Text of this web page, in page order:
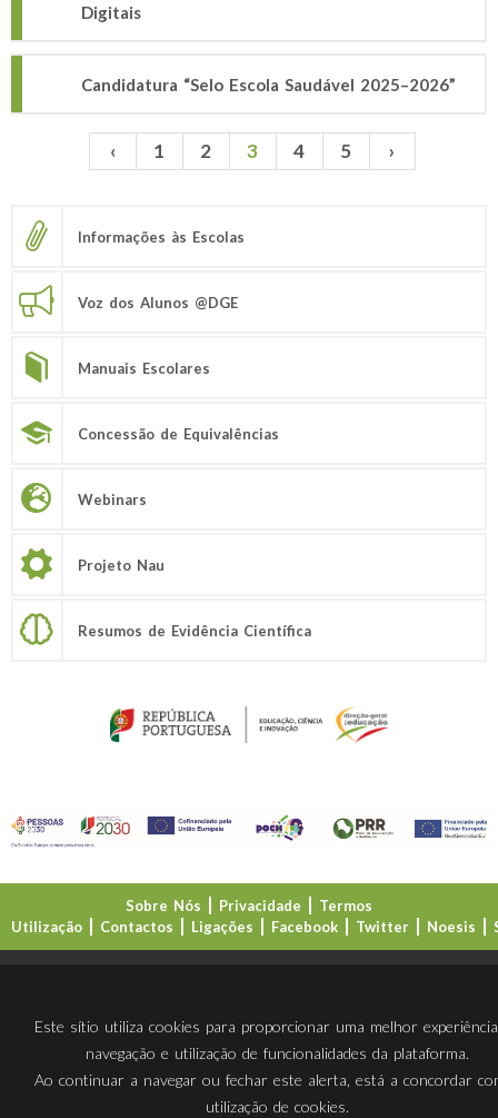
Digitais
Candidatura “Selo Escola Saudável 2025–2026”
Páginas ‹ 1 2 3 4 5 ›
Informações às Escolas
Voz dos Alunos @DGE
Manuais Escolares
Concessão de Equivalências
Webinars
Projeto Nau
Resumos de Evidência Científica
Sobre Nós Privacidade
Termos
Utilização
Contactos Ligações Facebook Twitter Noesis
Este sítio utiliza cookies para proporcionar uma melhor
navegação e utilização de funcionalidades da plataforma.
Ao continuar a navegar ou fechar este alerta, está a concordar
utilização de cookies.